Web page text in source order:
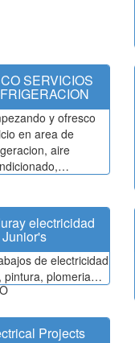
SERVICIOS
y ofresco
en area de
aire
electricidad
Junior's
de electricidad
pintura, plomeria…
Projects